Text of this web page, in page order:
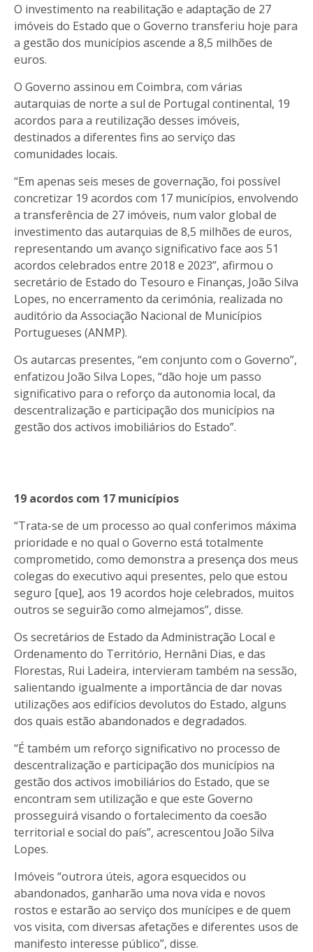
O investimento na reabilitação e adaptação de 27
imóveis do Estado que o Governo transferiu hoje para
a gestão dos municípios ascende a 8,5 milhões de
euros.
O Governo assinou em Coimbra, com várias
autarquias de norte a sul de Portugal continental, 19
acordos para a reutilização desses imóveis,
destinados a diferentes fins ao serviço das
comunidades locais.
“Em apenas seis meses de governação, foi possível
concretizar 19 acordos com 17 municípios, envolvendo
a transferência de 27 imóveis, num valor global de
investimento das autarquias de 8,5 milhões de euros,
representando um avanço significativo face aos 51
acordos celebrados entre 2018 e 2023”, afirmou o
secretário de Estado do Tesouro e Finanças, João Silva
Lopes, no encerramento da cerimónia, realizada no
auditório da Associação Nacional de Municípios
Portugueses (ANMP).
Os autarcas presentes, “em conjunto com o Governo”,
enfatizou João Silva Lopes, “dão hoje um passo
significativo para o reforço da autonomia local, da
descentralização e participação dos municípios na
gestão dos activos imobiliários do Estado”.
19 acordos com 17 municípios
“Trata-se de um processo ao qual conferimos máxima
prioridade e no qual o Governo está totalmente
comprometido, como demonstra a presença dos meus
colegas do executivo aqui presentes, pelo que estou
seguro [que], aos 19 acordos hoje celebrados, muitos
outros se seguirão como almejamos”, disse.
Os secretários de Estado da Administração Local e
Ordenamento do Território, Hernâni Dias, e das
Florestas, Rui Ladeira, intervieram também na sessão,
salientando igualmente a importância de dar novas
utilizações aos edifícios devolutos do Estado, alguns
dos quais estão abandonados e degradados.
“É também um reforço significativo no processo de
descentralização e participação dos municípios na
gestão dos activos imobiliários do Estado, que se
encontram sem utilização e que este Governo
prosseguirá visando o fortalecimento da coesão
territorial e social do país”, acrescentou João Silva
Lopes.
Imóveis “outrora úteis, agora esquecidos ou
abandonados, ganharão uma nova vida e novos
rostos e estarão ao serviço dos munícipes e de quem
vos visita, com diversas afetações e diferentes usos de
manifesto interesse público”, disse.